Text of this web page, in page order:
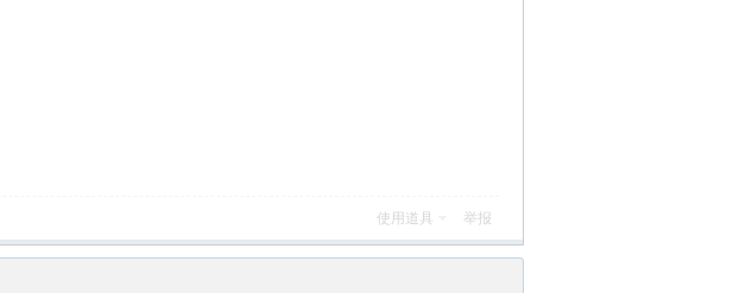
使用道具 举报